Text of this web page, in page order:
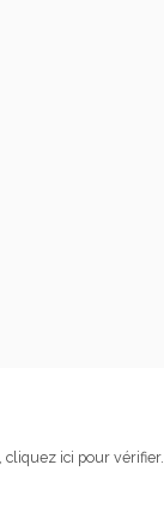
cliquez ici pour vérifier.